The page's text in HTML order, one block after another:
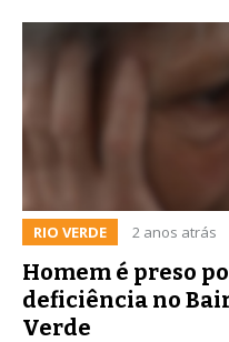
RIO VERDE 2 anos atrás
Homem é preso
deficiência no
Verde